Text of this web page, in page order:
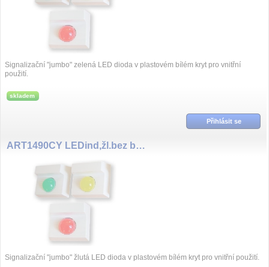
Signalizační "jumbo" zelená LED dioda v plastovém bílém kryt pro vnitřní
použití.
skladem
Přihlásit se
ART1490CY LEDind,žl.bez bz,12V
Signalizační "jumbo" žlutá LED dioda v plastovém bílém kryt pro vnitřní použití.